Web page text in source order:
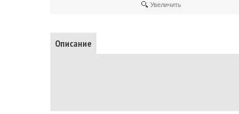
Увеличить
Описание